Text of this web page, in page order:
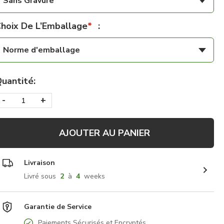
De L’Emballage* :
Norme d'emballage
-
+
AJOUTER AU PANIER
Livraison
Livré sous 2 à 4 weeks
Garantie de Service